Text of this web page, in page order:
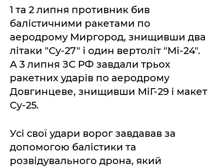
1 та 2 липня противник бив
балістичними ракетами по
аеродрому Миргород, знищивши два
літаки "Су-27" і один вертоліт "Мі-24".
А 3 липня ЗС РФ завдали трьох
ракетних ударів по аеродрому
Довгинцеве, знищивши МіГ-29 і макет
Су-25.
Усі свої удари ворог завдавав за
допомогою балістики та
розвідувального дрона, який